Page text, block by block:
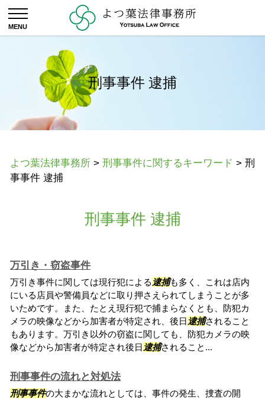
刑事事件 逮捕
よつ葉法律事務所 > 刑事事件に関するキーワード > 刑
事事件 逮捕
刑事事件 逮捕
万引き・窃盗事件
万引き事件に関しては現行犯による 逮捕も多く、これは店内
にいる店員や警備員などに取り押さえられてしまうことが多
いためです。また、たとえ現行犯で捕まらなくとも、防犯カ
メラの映像などから加害者が特定され、後日 逮捕されること
もあります。万引き以外の窃盗に関しても、防犯カメラの映
像などから加害者が特定され後日 逮捕されること...
刑事事件の流れと対処法
刑事事件の大まかな流れとしては、事件の発生、捜査の開